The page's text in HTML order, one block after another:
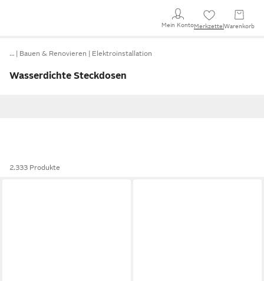
Mein KontoMerkzettel Warenkorb
… Bauen & Renovieren Elektroinstallation
Wasserdichte Steckdosen
2.333 Produkte